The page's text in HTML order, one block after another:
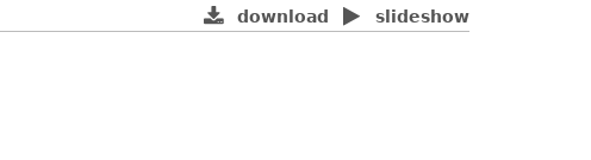
slideshow
download